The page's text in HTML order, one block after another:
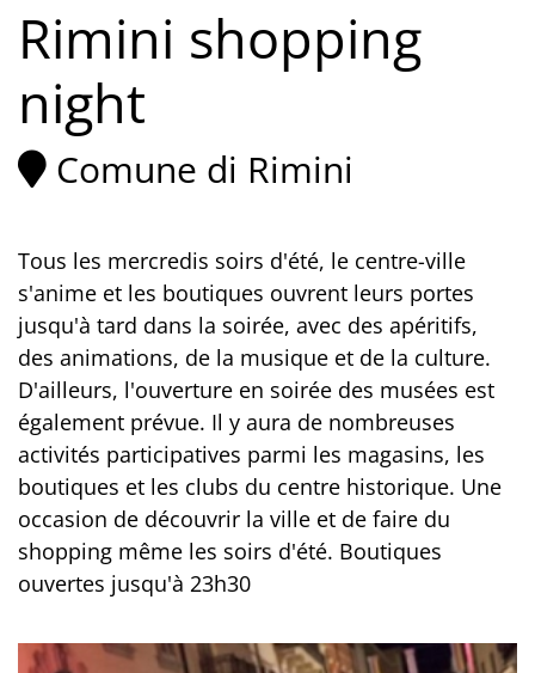
Rimini shopping
night
Comune di Rimini
Tous les mercredis soirs d'été, le centre-ville
s'anime et les boutiques ouvrent leurs portes
jusqu'à tard dans la soirée, avec des apéritifs,
des animations, de la musique et de la culture.
D'ailleurs, l'ouverture en soirée des musées est
également prévue. Il y aura de nombreuses
activités participatives parmi les magasins, les
boutiques et les clubs du centre historique. Une
occasion de découvrir la ville et de faire du
shopping même les soirs d'été. Boutiques
ouvertes jusqu'à 23h30